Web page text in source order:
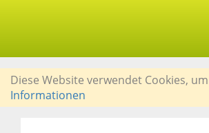
Diese Website verwendet Cookies,
Informationen